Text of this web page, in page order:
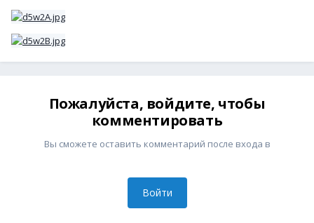
Пожалуйста, войдите, чтобы
комментировать
Вы сможете оставить комментарий после входа в
Войти